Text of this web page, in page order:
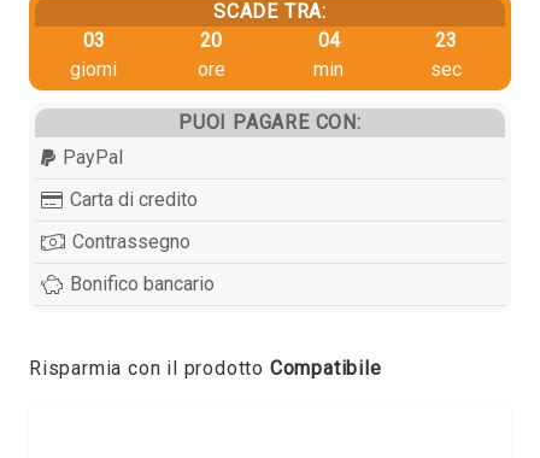
SCADE TRA:
03
giorni
20
ore
04
min
23
sec
PUOI PAGARE CON:
PayPal
Carta di credito
Contrassegno
Bonifico bancario
Risparmia con il prodotto Compatibile